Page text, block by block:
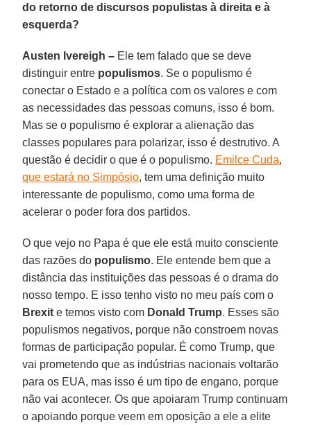
do retorno de discursos populistas à direita e à
esquerda?
Austen Ivereigh – Ele tem falado que se deve
distinguir entre populismos. Se o populismo é
conectar o Estado e a política com os valores e com
as necessidades das pessoas comuns, isso é bom.
Mas se o populismo é explorar a alienação das
classes populares para polarizar, isso é destrutivo. A
questão é decidir o que é o populismo. Emilce Cuda,
que estará no Simpósio, tem uma definição muito
interessante de populismo, como uma forma de
acelerar o poder fora dos partidos.
O que vejo no Papa é que ele está muito consciente
das razões do populismo. Ele entende bem que a
distância das instituições das pessoas é o drama do
nosso tempo. E isso tenho visto no meu país com o
Brexit e temos visto com Donald Trump. Esses são
populismos negativos, porque não constroem novas
formas de participação popular. É como Trump, que
vai prometendo que as indústrias nacionais voltarão
para os EUA, mas isso é um tipo de engano, porque
não vai acontecer. Os que apoiaram Trump continuam
o apoiando porque veem em oposição a ele a elite